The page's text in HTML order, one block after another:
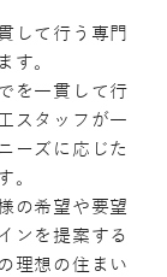
して行う専門
す。
を一貫して行
スタッフが一
ーズに応じた
。
の希望や要望
ンを提案する
理想の住まい